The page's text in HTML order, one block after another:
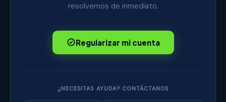
resolvemos de inmediato.
Regularizar mi cuenta
¿NECESITAS AYUDA? CONTÁCTANOS